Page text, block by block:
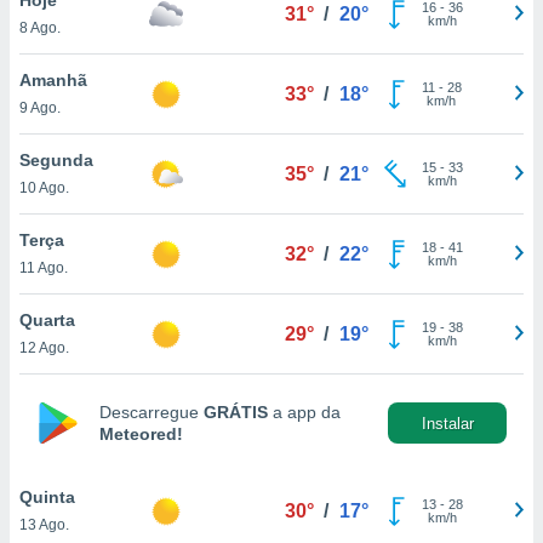
lhe
e
com
Pode
e
a
a
8 Ago.
31° / 20° 16- 36
km/h
Amanhã
9 Ago.
33° / 18° 11 - 28
km/h
Segunda
10 Ago.
35° / 21° 15- 33
km/h
Terça
11 Ago.
32° / 22° 18- 41
km/h
Quarta
12 Ago.
29° / 19° 19- 38
km/h
Descarregue GRÁTIS a app da
Meteored!
Instalar
Quinta
13 Ago.
30° / 17° 13- 28
km/h